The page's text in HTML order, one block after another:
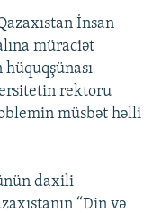
İnsan
müraciət
rektoru
müsbət həlli
daxili
“Din və